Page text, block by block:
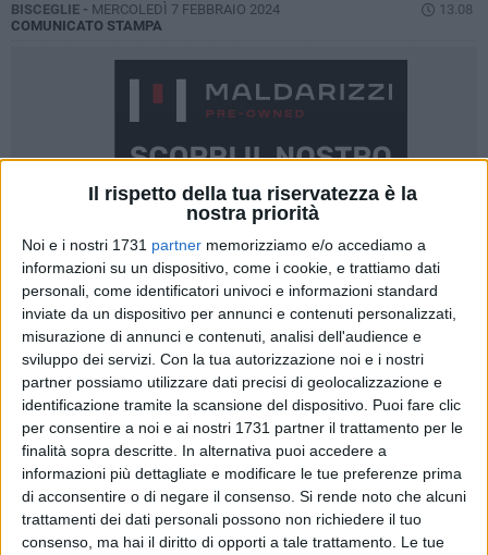
Il rispetto della tua riservatezza è la
nostra priorità
Noi e i nostri 1731 partner memorizziamo e/o accediamo a
informazioni su un dispositivo, come i cookie, e trattiamo dati
personali, come identificatori univoci e informazioni standard
inviate da un dispositivo per annunci e contenuti personalizzati,
misurazione di annunci e contenuti, analisi dell'audience e
sviluppo dei servizi. Con la tua autorizzazione noi e i nostri
partner possiamo utilizzare dati precisi di geolocalizzazione e
identificazione tramite la scansione del dispositivo. Puoi fare clic
per consentire a noi e ai nostri 1731 partner il trattamento per le
finalità sopra descritte. In alternativa puoi accedere a
informazioni più dettagliate e modificare le tue preferenze prima
di acconsentire o di negare il consenso. Si rende noto che alcuni
trattamenti dei dati personali possono non richiedere il tuo
consenso, ma hai il diritto di opporti a tale trattamento. Le tue
BISCEGLIE - MERCOLEDÌ 7 FEBBRAIO 2024
13.08
COMUNICATO STAMPA
215
Sarà inaugurato domenica 11 febbraio il ponte
ciclopedonale che passa sopra via della Repubblica
connettendo via dei Pescatori e via Prussiano. La Giunta
Comunale di Bisceglie ha deliberato che si chiamerà "ponte